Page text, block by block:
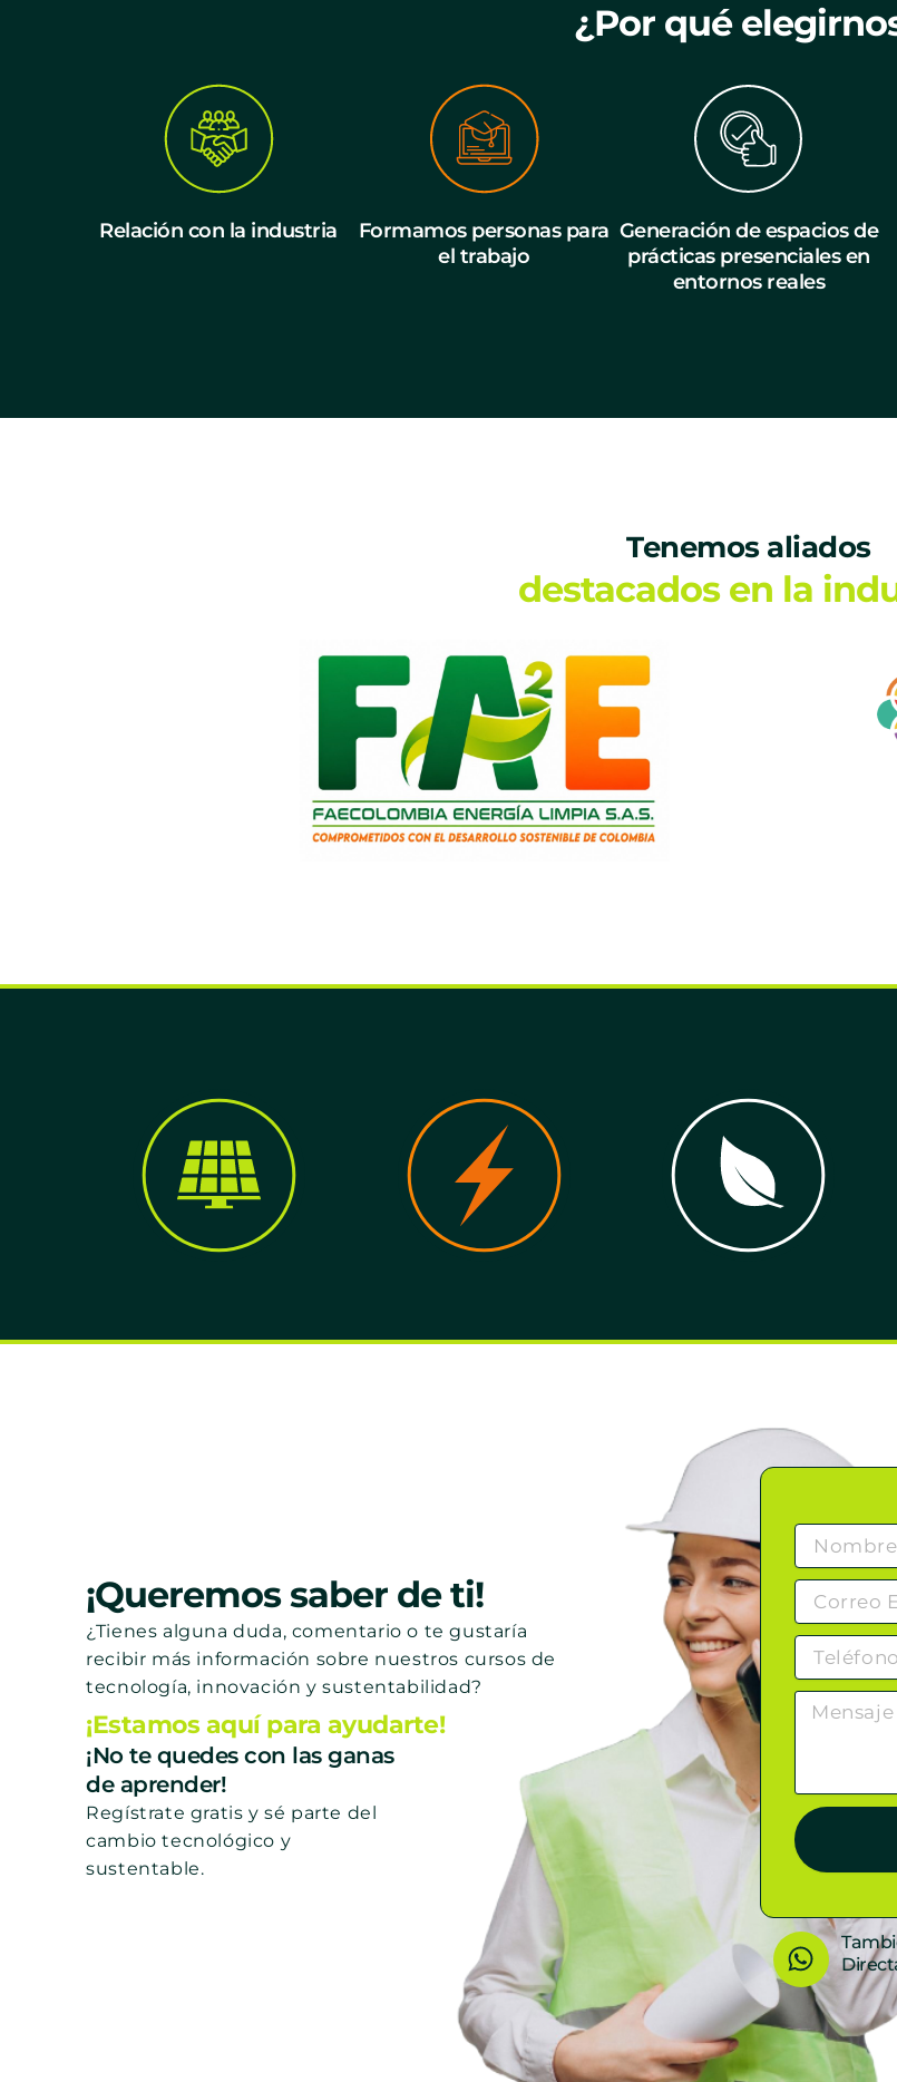
¿Por qué
Relación con la industria
Formamos personas para
el trabajo
Generación de espacios de
prácticas presenciales en
entornos reales
Tenemos aliados
destacados en la
¡Queremos saber de ti!
¿Tienes alguna duda, comentario o te gustaría
recibir más información sobre nuestros cursos de
tecnología, innovación y sustentabilidad?
¡Estamos aquí para ayudarte!
¡No te quedes con las ganas
de aprender!
Regístrate gratis y sé parte del
cambio tecnológico y
sustentable.
W
h
a
t